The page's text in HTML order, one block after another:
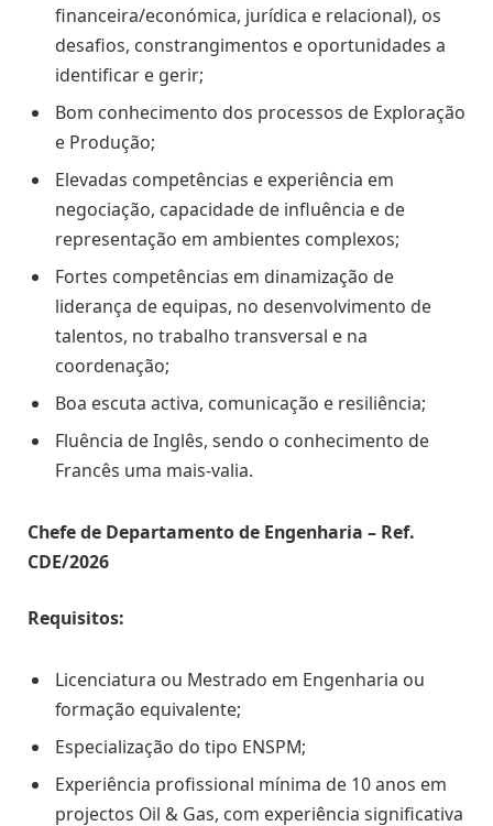
financeira/económica, jurídica e relacional), os
desafios, constrangimentos e oportunidades a
identificar e gerir;
Bom conhecimento dos processos de Exploração
e Produção;
Elevadas competências e experiência em
negociação, capacidade de influência e de
representação em ambientes complexos;
Fortes competências em dinamização de
liderança de equipas, no desenvolvimento de
talentos, no trabalho transversal e na
coordenação;
Boa escuta activa, comunicação e resiliência;
Fluência de Inglês, sendo o conhecimento de
Francês uma mais-valia.
Chefe de Departamento de Engenharia – Ref.
CDE/2026
Requisitos:
Licenciatura ou Mestrado em Engenharia ou
formação equivalente;
Especialização do tipo ENSPM;
Experiência profissional mínima de 10 anos em
projectos Oil & Gas, com experiência significativa